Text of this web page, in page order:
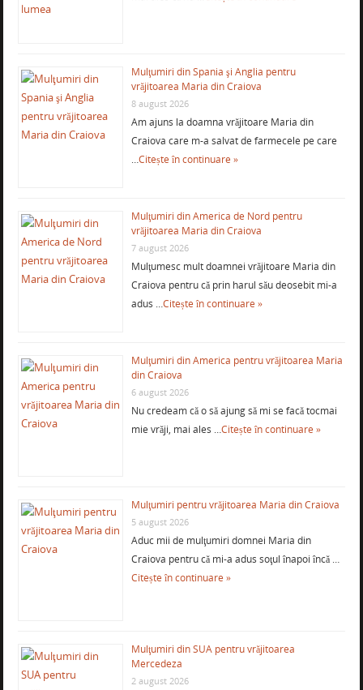
Mulţumiri din Spania şi Anglia pentru
vrăjitoarea Maria din Craiova
8 august 2026
Am ajuns la doamna vrăjitoare Maria din
Craiova care m-a salvat de farmecele pe care
…Citește în continuare »
Mulţumiri din America de Nord pentru
vrăjitoarea Maria din Craiova
7 august 2026
Mulţumesc mult doamnei vrăjitoare Maria din
Craiova pentru că prin harul său deosebit mi-a
adus …Citește în continuare »
Mulţumiri din America pentru vrăjitoarea Maria
din Craiova
6 august 2026
Nu credeam că o să ajung să mi se facă tocmai
mie vrăji, mai ales …Citește în continuare »
Mulţumiri pentru vrăjitoarea Maria din Craiova
5 august 2026
Aduc mii de mulţumiri domnei Maria din
Craiova pentru că mi-a adus soţul înapoi încă …
Citește în continuare »
Mulţumiri din SUA pentru vrăjitoarea
Mercedeza
2 august 2026